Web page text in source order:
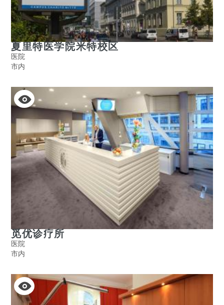
夏里特医学院米特校区
医院
市内
觅优诊疗所
医院
市内